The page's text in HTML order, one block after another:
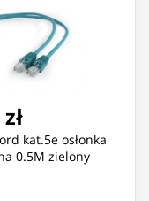
kat.5e osłonka
0.5M zielony